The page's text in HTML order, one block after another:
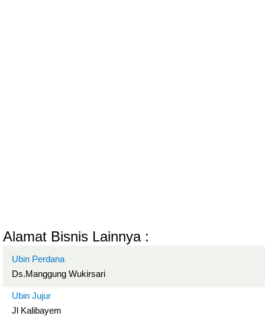
Alamat Bisnis Lainnya :
Ubin Perdana
Ds.Manggung Wukirsari
Ubin Jujur
Jl Kalibayem